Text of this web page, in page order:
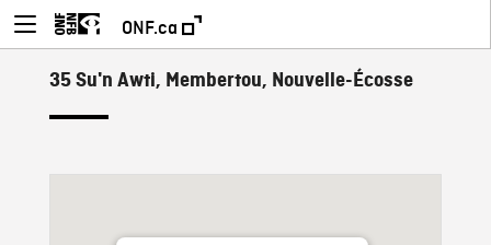
ONF.ca
35 Su'n Awti, Membertou, Nouvelle-Écosse